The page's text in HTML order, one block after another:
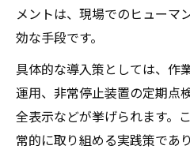
メントは、現場でのヒューマ
効な手段です。
具体的な導入策としては、作
運用、非常停止装置の定期点
全表示などが挙げられます。
常的に取り組める実践策であ